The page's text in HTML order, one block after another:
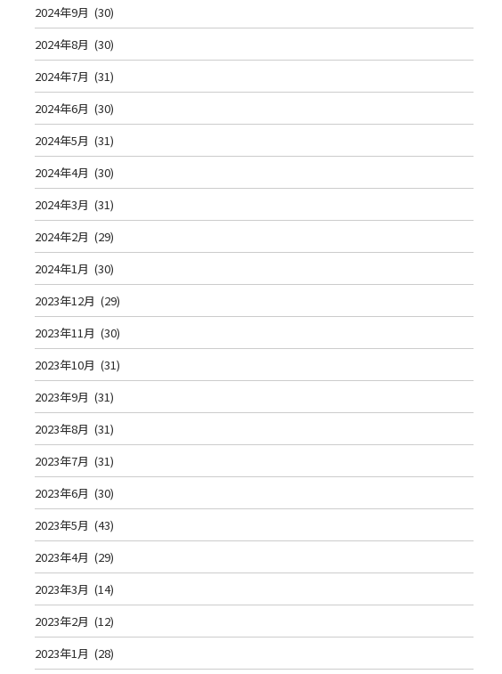
2024年9月 (30)
2024年8月 (30)
2024年7月 (31)
2024年6月 (30)
2024年5月 (31)
2024年4月 (30)
2024年3月 (31)
2024年2月 (29)
2024年1月 (30)
2023年12月 (29)
2023年11月 (30)
2023年10月 (31)
2023年9月 (31)
2023年8月 (31)
2023年7月 (31)
2023年6月 (30)
2023年5月 (43)
2023年4月 (29)
2023年3月 (14)
2023年2月 (12)
2023年1月 (28)